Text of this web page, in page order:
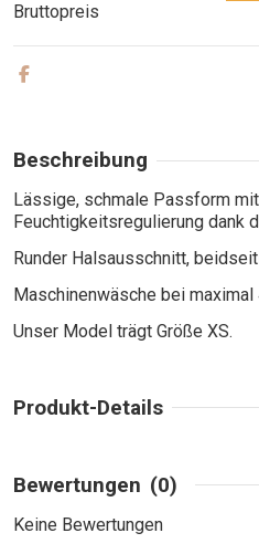
Bruttopreis
Beschreibung
Lässige, schmale Passform
Feuchtigkeitsregulierung dank
Runder Halsausschnitt,
Maschinenwäsche bei maximal
Unser Model trägt Größe XS.
Produkt-Details
Bewertungen (0)
Keine Bewertungen